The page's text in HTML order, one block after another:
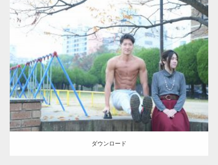
Update:2021.07.6
Category:公園のマッチョ その他 AKIHITO(細マッチョ) 腹筋
ダウンロード
ダウンロード